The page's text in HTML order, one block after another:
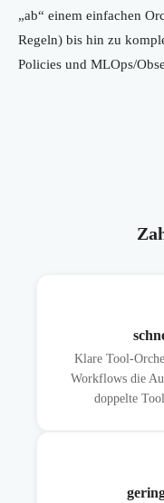
„ab“ einem einfachen
Regeln) bis hin zu
Policies und MLOps/
Klare Tool-
Workflows die
doppelte